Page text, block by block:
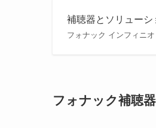
補聴器とソリューシ
フォナック インフィニ
フォナック補聴